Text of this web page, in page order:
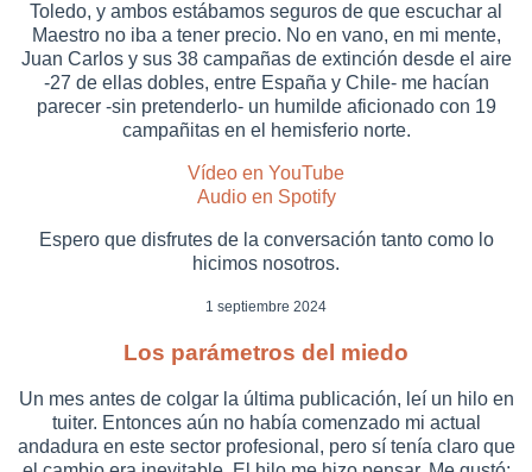
Toledo, y ambos estábamos seguros de que escuchar al
Maestro no iba a tener precio. No en vano, en mi mente,
Juan Carlos y sus 38 campañas de extinción desde el aire
-27 de ellas dobles, entre España y Chile- me hacían
parecer -sin pretenderlo- un humilde aficionado con 19
campañitas en el hemisferio norte.
Vídeo en YouTube
Audio en Spotify
Espero que disfrutes de la conversación tanto como lo
hicimos nosotros.
1 septiembre 2024
Los parámetros del miedo
Un mes antes de colgar la última publicación, leí un hilo en
tuiter. Entonces aún no había comenzado mi actual
andadura en este sector profesional, pero sí tenía claro que